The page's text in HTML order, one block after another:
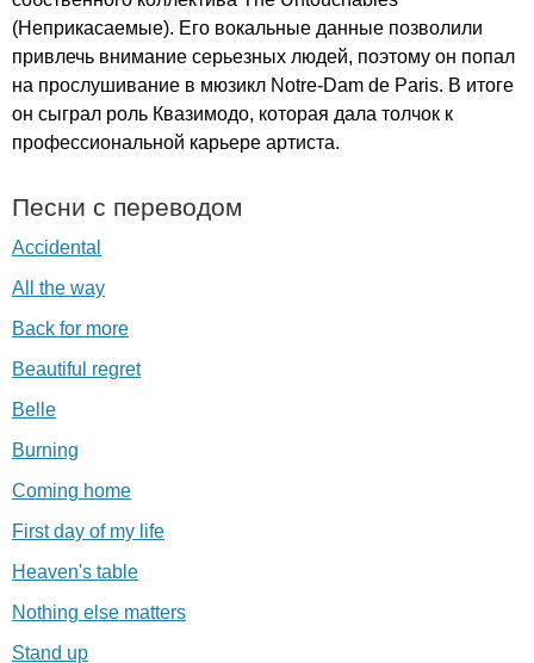
(Неприкасаемые). Его вокальные данные позволили
привлечь внимание серьезных людей, поэтому он попал
на прослушивание в мюзикл Notre-Dam de Paris. В итоге
он сыграл роль Квазимодо, которая дала толчок к
профессиональной карьере артиста.
Песни с переводом
Accidental
All the way
Back for more
Beautiful regret
Belle
Burning
Coming home
First day of my life
Heaven's table
Nothing else matters
Stand up